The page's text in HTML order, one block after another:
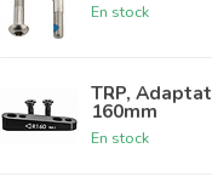
En stock
TRP,
160mm
En stock